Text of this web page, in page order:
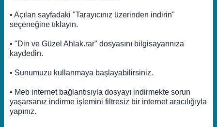
• Açılan sayfadaki "Tarayıcınız üzerinden indirin"
seçeneğine tıklayın.
• "Din ve Güzel Ahlak.rar" dosyasını bilgisayarınıza
kaydedin.
• Sunumuzu kullanmaya başlayabilirsiniz.
• Meb internet bağlantısıyla dosyayı indirmekte sorun
yaşarsanız indirme işlemini filtresiz bir internet aracılığıyla
yapınız.